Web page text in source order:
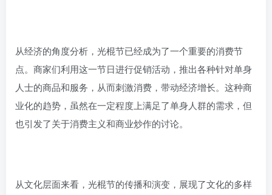
从经济的角度分析，光棍节已经成为了一个重要的消费节
点。商家们利用这一节日进行促销活动，推出各种针对单身
人士的商品和服务，从而刺激消费，带动经济增长。这种商
业化的趋势，虽然在一定程度上满足了单身人群的需求，但
也引发了关于消费主义和商业炒作的讨论。
从文化层面来看，光棍节的传播和演变，展现了文化的多样